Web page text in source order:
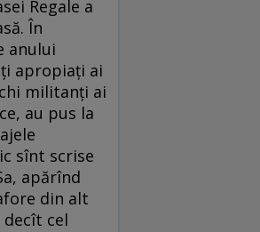
Regale a
În
anului
apropiaţi ai
militanţi ai
au pus la
sînt scrise
apărînd
din alt
cel